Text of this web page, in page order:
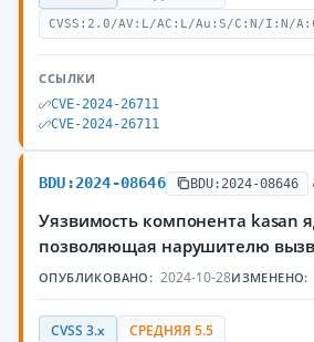
CVSS:2.0/AV:L/AC:L/Au:S/C:N/I:N/
ССЫЛКИ
CVE-2024-26711
CVE-2024-26711
BDU:2024-08646 BDU:2024-08646
Уязвимость компонента kasan
позволяющая нарушителю
ОПУБЛИКОВАНО: 2024-10-28ИЗМЕНЕНО:
CVSS 3.x СРЕДНЯЯ 5.5